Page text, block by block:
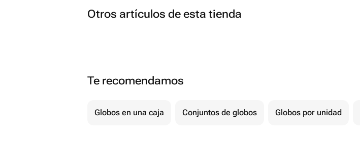
Otros artículos de esta tienda
Te recomendamos
Globos en una caja Conjuntos de globos Globos por unidad